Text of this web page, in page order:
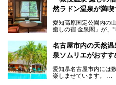
にするだけあり、ア
今回は普段は男性専用
さっそく取材してきま
然ラドン温泉が満
愛知高原国定公園内の
癒しの宿 金泉閣」が、“
天然ラドン温泉が堪能
室、地元の食材と温
ご紹介します。
名古屋市内の天然
泉ソムリエがおすす
愛知県名古屋市内には
楽しませています。